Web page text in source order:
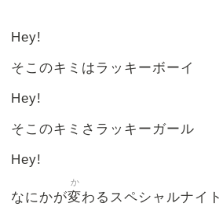
Hey!
そこのキミはラッキーボーイ
Hey!
そこのキミさラッキーガール
Hey!
なにかが変
か
わるスペシャルナイ